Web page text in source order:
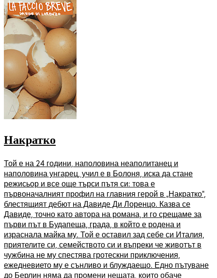
Накратко
Той е на 24 години, наполовина неаполитанец и
наполовина унгарец, учил е в Болоня, иска да стане
режисьор и все още търси пътя си: това е
първоначалният профил на главния герой в „Накратко“,
блестящият дебют на Давиде Ди Лоренцо. Казва се
Давиде, точно като автора на романа, и го срещаме за
първи път в Будапеща, града, в който е родена и
израснала майка му. Той е оставил зад себе си Италия,
приятелите си, семейството си и въпреки че животът в
чужбина не му спестява гротескни приключения,
ежедневието му е сънливо и блуждаещо. Едно пътуване
до Берлин няма да промени нещата, които обаче